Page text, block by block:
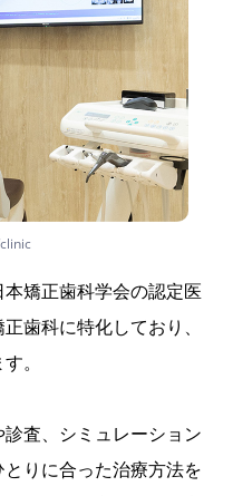
矯正歯科学会の認定医
歯科に特化しており、
。
査、シミュレーション
りに合った治療方法を